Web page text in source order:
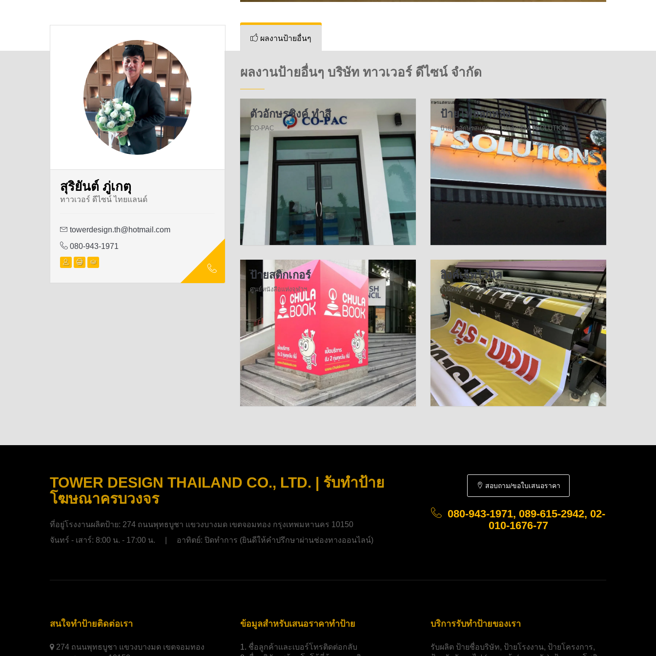
สุริยันต์ ภู่เกตุ
ทาวเวอร์ ดีไซน์ ไทยแลนด์
towerdesign.th@hotmail.com
080-943-1971
ผลงานป้ายอื่นๆ
ผลงานป้ายอื่นๆ บริษัท ทาวเวอร์ ดีไซน์ จำกัด
ตัวอักษรซิงค์ ทำสี
CO-PAC
ป้ายไฟออกหลัง
ป้ายตัวอักษรสแตนเลสไฟออกหัลง TSOLUTION
ป้ายสติ๊กเกอร์
ศูนย์หนังสือแห่งจุฬาฯ
อิงค์เจ็ทไวนิล
ไวนิลตี๋ร้านกระจกรถยนต์
TOWER DESIGN THAILAND CO., LTD. | รับทำป้าย
โฆษณาครบวงจร
ที่อยู่โรงงานผลิตป้าย: 274 ถนนพุทธบูชา แขวงบางมด เขตจอมทอง กรุงเทพมหานคร 10150
จันทร์ - เสาร์: 8:00 น. - 17:00 น. | อาทิตย์: ปิดทำการ (ยินดีให้คำปรึกษาผ่านช่องทางออนไลน์)
สอบถาม/ขอใบเสนอราคา
080-943-1971, 089-615-2942, 02-
010-1676-77
สนใจทำป้ายติดต่อเรา
274 ถนนพุทธบูชา แขวงบางมด เขตจอมทอง
ข้อมูลสำหรับเสนอราคาทำป้าย
1. ชื่อลูกค้าและเบอร์โทรติดต่อกลับ
บริการรับทำป้ายของเรา
รับผลิต ป้ายชื่อบริษัท, ป้ายโรงงาน, ป้ายโครงการ,